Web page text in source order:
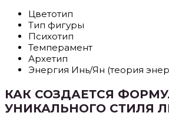
Цветотип
Тип фигуры
Психотип
Темперамент
Архетип
Энергия Инь/Ян (теория
КАК СОЗДАЕТСЯ
УНИКАЛЬНОГО СТИЛЯ